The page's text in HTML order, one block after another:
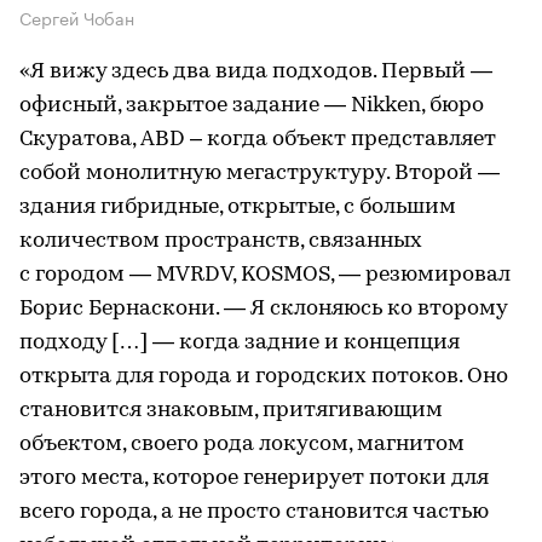
Сергей Чобан
«Я вижу здесь два вида подходов. Первый —
офисный, закрытое задание — Nikken, бюро
Скуратова, ABD – когда объект представляет
собой монолитную мегаструктуру. Второй —
здания гибридные, открытые, с большим
количеством пространств, связанных
с городом — MVRDV, KOSMOS, — резюмировал
Борис Бернаскони. — Я склоняюсь ко второму
подходу […] — когда задние и концепция
открыта для города и городских потоков. Оно
становится знаковым, притягивающим
объектом, своего рода локусом, магнитом
этого места, которое генерирует потоки для
всего города, а не просто становится частью